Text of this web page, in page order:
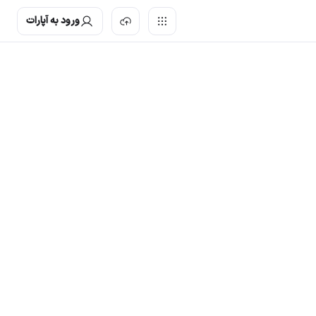
ورود به آپارات